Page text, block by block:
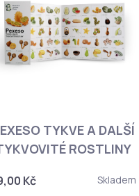
TYKVE A DALŠÍ
ROSTLINY
Kč Skladem